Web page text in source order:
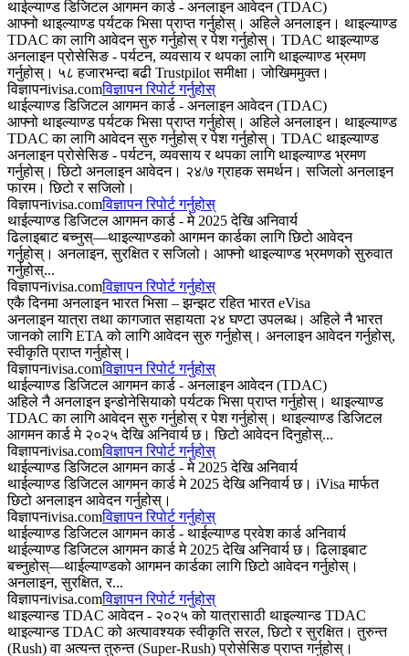
थाईल्याण्ड डिजिटल आगमन कार्ड - अनलाइन आवेदन (TDAC)
आफ्नो थाइल्याण्ड पर्यटक भिसा प्राप्त गर्नुहोस्। अहिले अनलाइन। थाइल्याण्ड
TDAC का लागि आवेदन सुरु गर्नुहोस् र पेश गर्नुहोस्। TDAC थाइल्याण्ड
अनलाइन प्रोसेसिङ - पर्यटन, व्यवसाय र थपका लागि थाइल्याण्ड भ्रमण
गर्नुहोस्। ५८ हजारभन्दा बढी Trustpilot समीक्षा। जोखिममुक्त।
विज्ञापनivisa.comविज्ञापन रिपोर्ट गर्नुहोस्
थाईल्याण्ड डिजिटल आगमन कार्ड - अनलाइन आवेदन (TDAC)
आफ्नो थाइल्याण्ड पर्यटक भिसा प्राप्त गर्नुहोस्। अहिले अनलाइन। थाइल्याण्ड
TDAC का लागि आवेदन सुरु गर्नुहोस् र पेश गर्नुहोस्। TDAC थाइल्याण्ड
अनलाइन प्रोसेसिङ - पर्यटन, व्यवसाय र थपका लागि थाइल्याण्ड भ्रमण
गर्नुहोस्। छिटो अनलाइन आवेदन। २४/७ ग्राहक समर्थन। सजिलो अनलाइन
फारम। छिटो र सजिलो।
विज्ञापनivisa.comविज्ञापन रिपोर्ट गर्नुहोस्
थाईल्याण्ड डिजिटल आगमन कार्ड - मे 2025 देखि अनिवार्य
ढिलाइबाट बच्नुस्—थाइल्याण्डको आगमन कार्डका लागि छिटो आवेदन
गर्नुहोस्। अनलाइन, सुरक्षित र सजिलो। आफ्नो थाइल्याण्ड भ्रमणको सुरुवात
गर्नुहोस्...
विज्ञापनivisa.comविज्ञापन रिपोर्ट गर्नुहोस्
एकै दिनमा अनलाइन भारत भिसा – झन्झट रहित भारत eVisa
अनलाइन यात्रा तथा कागजात सहायता २४ घण्टा उपलब्ध। अहिले नै भारत
जानको लागि ETA को लागि आवेदन सुरु गर्नुहोस्। अनलाइन आवेदन गर्नुहोस्,
स्वीकृति प्राप्त गर्नुहोस्।
विज्ञापनivisa.comविज्ञापन रिपोर्ट गर्नुहोस्
थाईल्याण्ड डिजिटल आगमन कार्ड - अनलाइन आवेदन (TDAC)
अहिले नै अनलाइन इन्डोनेसियाको पर्यटक भिसा प्राप्त गर्नुहोस्। थाइल्याण्ड
TDAC का लागि आवेदन सुरु गर्नुहोस् र पेश गर्नुहोस्। थाइल्याण्ड डिजिटल
आगमन कार्ड मे २०२५ देखि अनिवार्य छ। छिटो आवेदन दिनुहोस्...
विज्ञापनivisa.comविज्ञापन रिपोर्ट गर्नुहोस्
थाईल्याण्ड डिजिटल आगमन कार्ड - मे 2025 देखि अनिवार्य
थाईल्याण्ड डिजिटल आगमन कार्ड मे 2025 देखि अनिवार्य छ। iVisa मार्फत
छिटो अनलाइन आवेदन गर्नुहोस्।
विज्ञापनivisa.comविज्ञापन रिपोर्ट गर्नुहोस्
थाईल्याण्ड डिजिटल आगमन कार्ड - थाईल्याण्ड प्रवेश कार्ड अनिवार्य
थाईल्याण्ड डिजिटल आगमन कार्ड मे 2025 देखि अनिवार्य छ। ढिलाइबाट
बच्नुहोस्—थाईल्याण्डको आगमन कार्डका लागि छिटो आवेदन गर्नुहोस्।
अनलाइन, सुरक्षित, र...
विज्ञापनivisa.comविज्ञापन रिपोर्ट गर्नुहोस्
थाइल्यान्ड TDAC आवेदन - २०२५ को यात्रासाठी थाइल्यान्ड TDAC
थाइल्यान्ड TDAC को अत्यावश्यक स्वीकृति सरल, छिटो र सुरक्षित। तुरुन्त
(Rush) वा अत्यन्त तुरुन्त (Super-Rush) प्रोसेसिङ प्राप्त गर्नुहोस्।